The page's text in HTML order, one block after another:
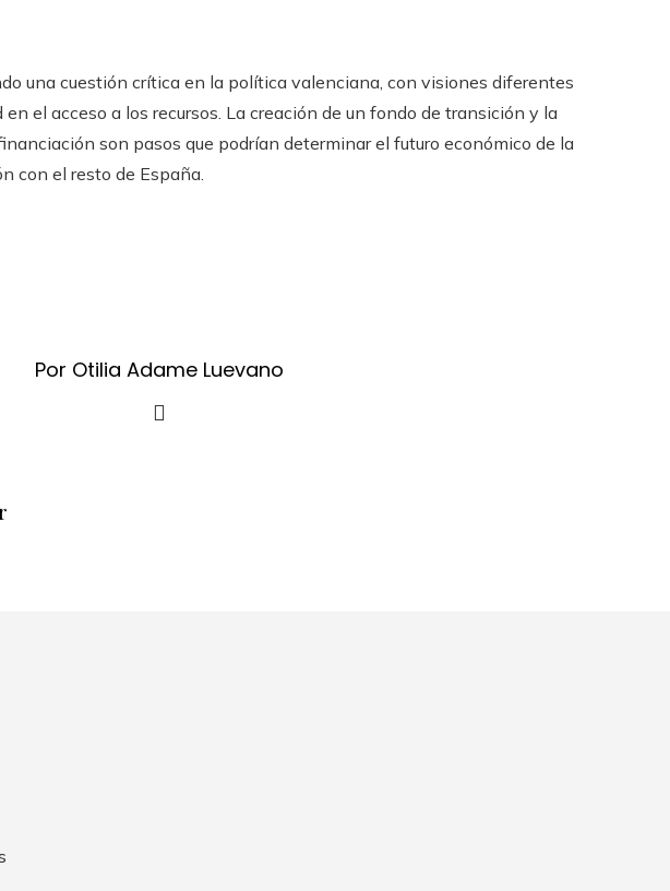
una cuestión crítica en la política valenciana, con visiones diferentes
el acceso a los recursos. La creación de un fondo de transición y la
son pasos que podrían determinar el futuro económico de la
con el resto de España.
Por Otilia Adame Luevano